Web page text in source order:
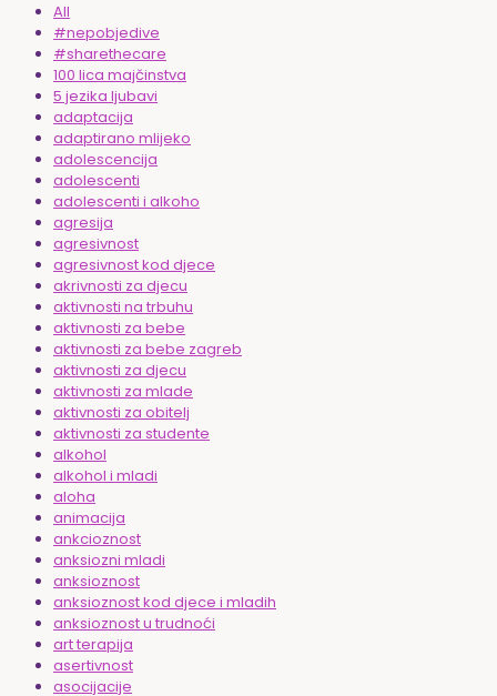
All
#nepobjedive
#sharethecare
100 lica majčinstva
5 jezika ljubavi
adaptacija
adaptirano mlijeko
adolescencija
adolescenti
adolescenti i alkoho
agresija
agresivnost
agresivnost kod djece
akrivnosti za djecu
aktivnosti na trbuhu
aktivnosti za bebe
aktivnosti za bebe zagreb
aktivnosti za djecu
aktivnosti za mlade
aktivnosti za obitelj
aktivnosti za studente
alkohol
alkohol i mladi
aloha
animacija
ankcioznost
anksiozni mladi
anksioznost
anksioznost kod djece i mladih
anksioznost u trudnoći
art terapija
asertivnost
asocijacije